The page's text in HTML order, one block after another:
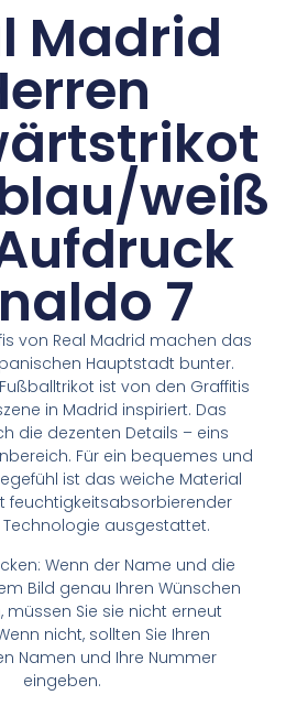
Madrid
weiß
7
von Real Madrid machen das
Hauptstadt bunter.
ist von den Graffitis
in Madrid inspiriert. Das
die dezenten Details – eins
Für ein bequemes und
ist das weiche Material
feuchtigkeitsabsorbierender
Technologie ausgestattet.
Wenn der Name und die
Bild genau Ihren Wünschen
müssen Sie sie nicht erneut
nicht, sollten Sie Ihren
Namen und Ihre Nummer
eingeben.